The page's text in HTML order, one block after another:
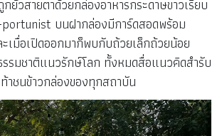
ยั่วสายตาด้วยกล่องอาหารกระดาษขาวเรียบ
บนฝากล่องมีการ์ดสอดพร้อม
เมื่อเปิดออกมาก็พบกับถ้วยเล็กถ้วยน้อย
รรมชาติแนวรักษ์โลก ทั้งหมดสื่อแนวคิดสำรับ
ชนข้าวกล่องของทุกสถาบัน